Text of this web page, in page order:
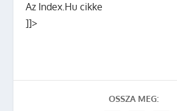
Az Index.Hu cikke
]]>
OSSZA MEG: